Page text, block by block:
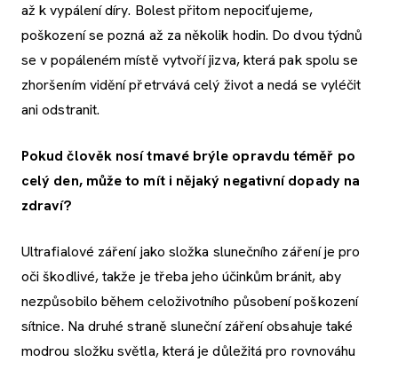
až k vypálení díry. Bolest přitom nepociťujeme,
poškození se pozná až za několik hodin. Do dvou týdnů
se v popáleném místě vytvoří jizva, která pak spolu se
zhoršením vidění přetrvává celý život a nedá se vyléčit
ani odstranit.
Pokud člověk nosí tmavé brýle opravdu téměř po
celý den, může to mít i nějaký negativní dopady na
zdraví?
Ultrafialové záření jako složka slunečního záření je pro
oči škodlivé, takže je třeba jeho účinkům bránit, aby
nezpůsobilo během celoživotního působení poškození
sítnice. Na druhé straně sluneční záření obsahuje také
modrou složku světla, která je důležitá pro rovnováhu